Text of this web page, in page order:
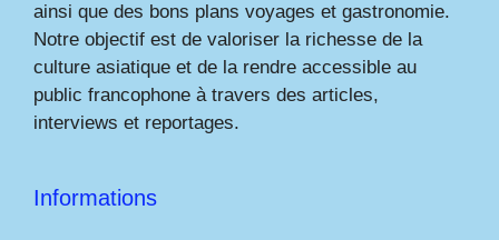
ainsi que des bons plans voyages et gastronomie.
Notre objectif est de valoriser la richesse de la
culture asiatique et de la rendre accessible au
public francophone à travers des articles,
interviews et reportages.
Informations